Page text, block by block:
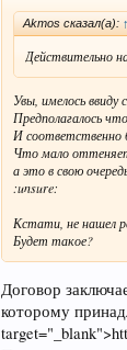
Akmos сказал(а): ↑
Действительно
Увы, имелось ввиду
Предполагалось
И соответственно
Что мало
а это в свою
:unsure:
Кстати, не нашел
Будет такое?
Договор
которому